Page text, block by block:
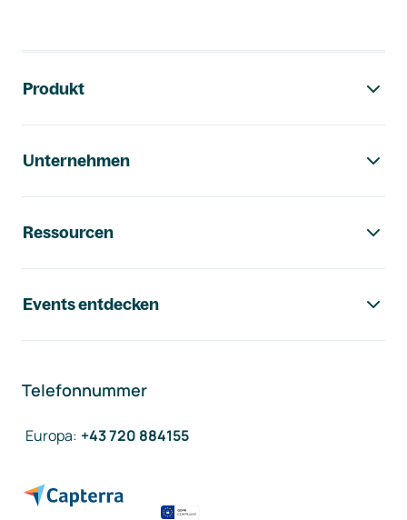
Produkt
Unternehmen
Ressourcen
Events entdecken
Telefonnummer
Europa: +43 720 884155